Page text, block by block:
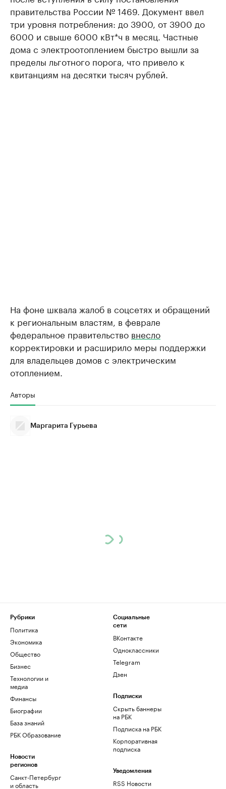
правительства России № 1469. Документ ввел
три уровня потребления: до 3900, от 3900 до
6000 и свыше 6000 кВт*ч в месяц. Частные
дома с электроотоплением быстро вышли за
пределы льготного порога, что привело к
квитанциям на десятки тысяч рублей.
На фоне шквала жалоб в соцсетях и обращений
к региональным властям, в феврале
федеральное правительство внесло
корректировки и расширило меры поддержки
для владельцев домов с электрическим
отоплением.
Авторы
Маргарита Гурьева
Рубрики
Политика
Экономика
Общество
Бизнес
Технологии и
медиа
Финансы
Биографии
База знаний
РБК Образование
Новости
регионов
Санкт-Петербург
и область
Социальные
сети
ВКонтакте
Одноклассники
Telegram
Дзен
Подписки
Скрыть баннеры
на РБК
Подписка на РБК
Корпоративная
подписка
Уведомления
RSS Новости